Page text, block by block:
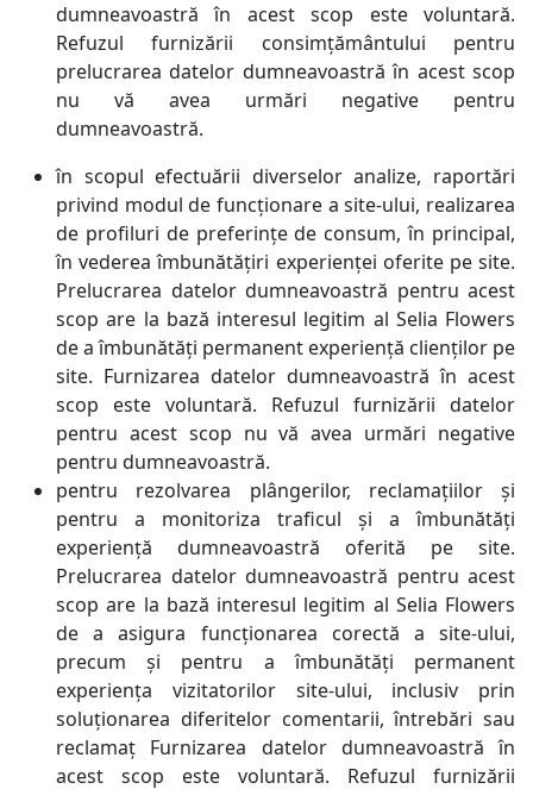
dumneavoastră în acest scop este voluntară.
Refuzul furnizării consimțământului pentru
prelucrarea datelor dumneavoastră în acest scop
nu vă avea urmări negative pentru
dumneavoastră.
în scopul efectuării diverselor analize, raportări
privind modul de funcționare a site-ului, realizarea
de profiluri de preferințe de consum, în principal,
în vederea îmbunătățiri experienței oferite pe site.
Prelucrarea datelor dumneavoastră pentru acest
scop are la bază interesul legitim al Selia Flowers
de a îmbunătăți permanent experiență clienților pe
site. Furnizarea datelor dumneavoastră în acest
scop este voluntară. Refuzul furnizării datelor
pentru acest scop nu vă avea urmări negative
pentru dumneavoastră.
pentru rezolvarea plângerilor, reclamațiilor și
pentru a monitoriza traficul și a îmbunătăți
experiență dumneavoastră oferită pe site.
Prelucrarea datelor dumneavoastră pentru acest
scop are la bază interesul legitim al Selia Flowers
de a asigura funcționarea corectă a site-ului,
precum și pentru a îmbunătăți permanent
experiența vizitatorilor site-ului, inclusiv prin
soluționarea diferitelor comentarii, întrebări sau
reclamaț Furnizarea datelor dumneavoastră în
acest scop este voluntară. Refuzul furnizării